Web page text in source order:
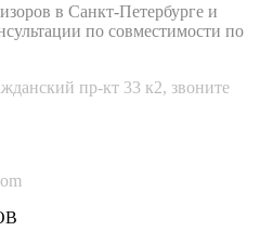
в Санкт-Петербурге и
по совместимости по
пр-кт 33 к2, звоните